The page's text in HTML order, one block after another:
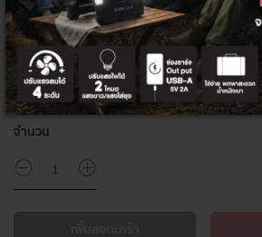
KYORT100D ซื้อเครื่องวัด
100 บาท
HITEK5PER ส่วนลดท้ายบิล 5%
จำนวน